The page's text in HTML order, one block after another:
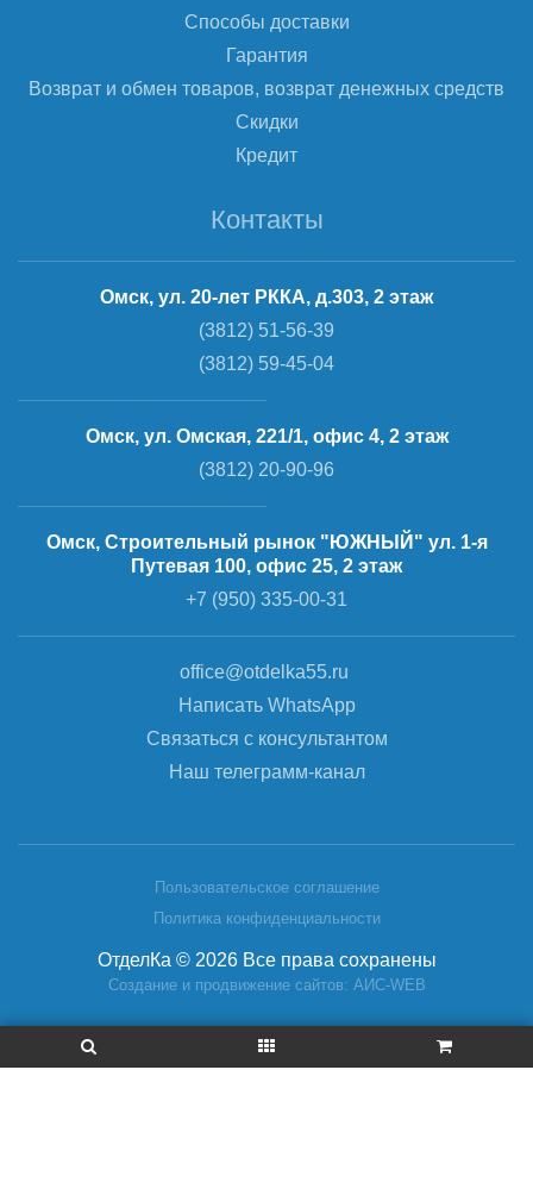
Способы доставки
Гарантия
Возврат и обмен товаров, возврат денежных средств
Скидки
Кредит
Контакты
Омск, ул. 20-лет РККА, д.303, 2 этаж
(3812) 51-56-39
(3812) 59-45-04
Омск, ул. Омская, 221/1, офис 4, 2 этаж
(3812) 20-90-96
Омск, Строительный рынок "ЮЖНЫЙ" ул. 1-я
Путевая 100, офис 25, 2 этаж
+7 (950) 335-00-31
office@otdelka55.ru
Написать WhatsApp
Связаться с консультантом
Наш телеграмм-канал
Пользовательское соглашение
Политика конфиденциальности
ОтделКа © 2026 Все права сохранены
Создание и продвижение сайтов: АИС-WEB